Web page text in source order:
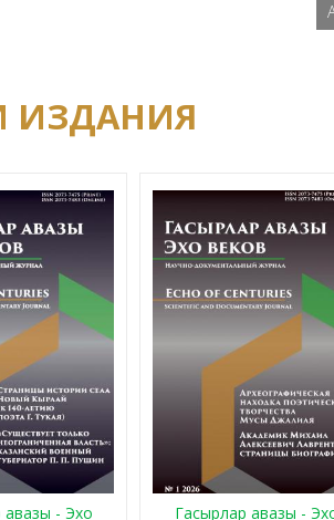
ИЗДАНИЯ
авазы - Эхо Гасырлар авазы -